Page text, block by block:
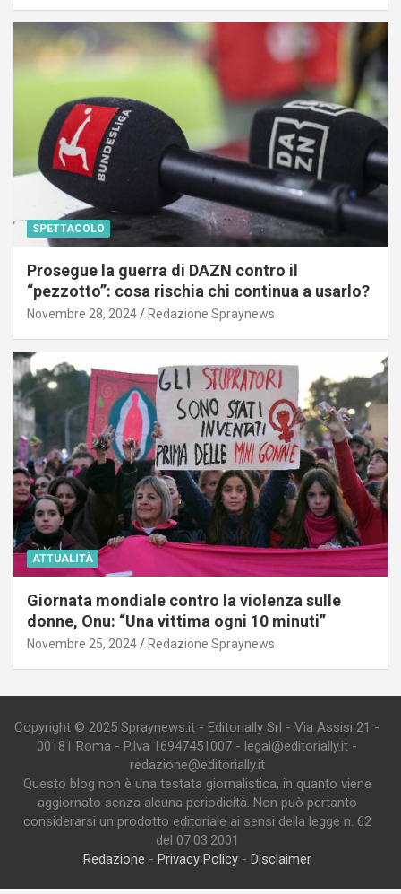
SPETTACOLO
Prosegue la guerra di DAZN contro il
“pezzotto”: cosa rischia chi continua a usarlo?
Novembre 28, 2024 Redazione Spraynews
ATTUALITÀ
Giornata mondiale contro la violenza sulle
donne, Onu: “Una vittima ogni 10 minuti”
Novembre 25, 2024 Redazione Spraynews
Copyright © 2025 Spraynews.it - Editorially Srl - Via Assisi 21 -
00181 Roma - P.Iva 16947451007 - legal@editorially.it -
redazione@editorially.it
Questo blog non è una testata giornalistica, in quanto viene
aggiornato senza alcuna periodicità. Non può pertanto
considerarsi un prodotto editoriale ai sensi della legge n. 62
del 07.03.2001
Redazione - Privacy Policy- Disclaimer